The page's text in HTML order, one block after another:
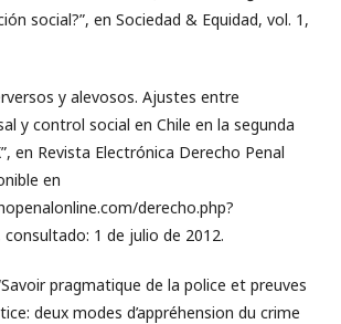
social?”, en Sociedad & Equidad, vol. 1,
y alevosos. Ajustes entre
y control social en Chile en la segunda
en Revista Electrónica Derecho Penal
en
derecho.php?
1 de julio de 2012.
pragmatique de la police et preuves
deux modes d’appréhension du crime